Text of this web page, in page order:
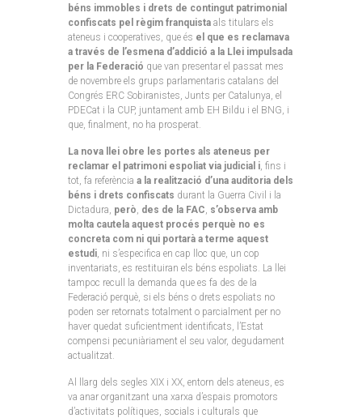
béns immobles i drets de contingut patrimonial
confiscats pel règim franquista als titulars els
ateneus i cooperatives, que és el que es reclamava
a través de l’esmena d’addició a la Llei impulsada
per la Federació que van presentar el passat mes
de novembre els grups parlamentaris catalans del
Congrés ERC Sobiranistes, Junts per Catalunya, el
PDECat i la CUP, juntament amb EH Bildu i el BNG, i
que, finalment, no ha prosperat.
La nova llei obre les portes als ateneus per
reclamar el patrimoni espoliat via judicial i , fins i
tot, fa referència a la realització d’una auditoria dels
béns i drets confiscats durant la Guerra Civil i la
Dictadura, però des de la FAC s’observa amb
molta cautela aquest procés perquè no es
concreta com ni qui portarà a terme aquest
estudi , ni s’especifica en cap lloc que, un cop
inventariats, es restituiran els béns espoliats. La llei
tampoc recull la demanda que es fa des de la
Federació perquè, si els béns o drets espoliats no
poden ser retornats totalment o parcialment per no
haver quedat suficientment identificats, l’Estat
compensi pecuniàriament el seu valor, degudament
actualitzat.
Al llarg dels segles XIX i XX, entorn dels ateneus, es
va anar organitzant una xarxa d’espais promotors
d’activitats polítiques, socials i culturals que